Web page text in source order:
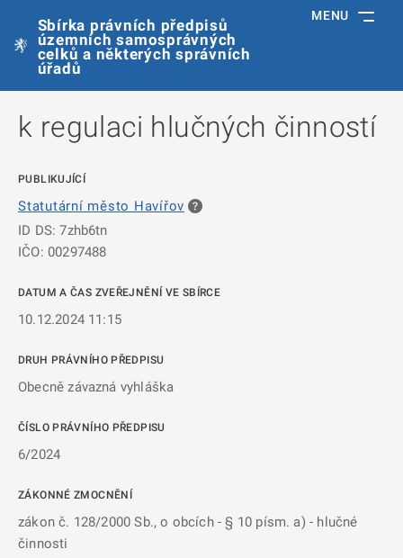
Sbírka právních předpisů
územních samosprávných
celků a některých správních
úřadů
MENU
k regulaci hlučných činností
PUBLIKUJÍCÍ
Statutární město Havířov
ID DS: 7zhb6tn
IČO: 00297488
DATUM A ČAS ZVEŘEJNĚNÍ VE SBÍRCE
10.12.2024 11:15
DRUH PRÁVNÍHO PŘEDPISU
Obecně závazná vyhláška
ČÍSLO PRÁVNÍHO PŘEDPISU
6/2024
ZÁKONNÉ ZMOCNĚNÍ
zákon č. 128/2000 Sb., o obcích - § 10 písm. a) - hlučné
činnosti